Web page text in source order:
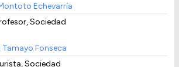
Echevarría
Sociedad
Tamayo Fonseca
Sociedad